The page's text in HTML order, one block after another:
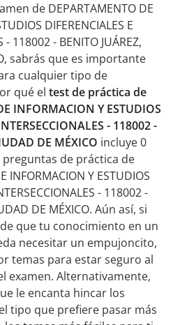
de DEPARTAMENTO DE
DIFERENCIALES E
- 118002 - BENITO JUÁREZ,
sabrás que es importante
cualquier tipo de
qué el test de práctica de
INFORMACION Y ESTUDIOS
- 118002 -
DE MÉXICO incluye 0
de práctica de
INFORMACION Y ESTUDIOS
- 118002 -
DE MÉXICO. Aún así, si
que tu conocimiento en un
necesitar un empujoncito,
temas para estar seguro al
examen. Alternativamente,
le encanta hincar los
tipo que prefiere pasar más